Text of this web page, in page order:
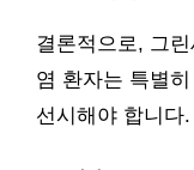
결론적으로, 그
염 환자는 특별
선시해야 합니다.